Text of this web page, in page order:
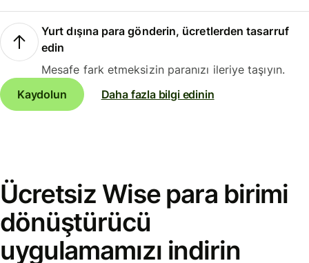
Yurt dışına para gönderin, ücretlerden tasarruf
edin
Mesafe fark etmeksizin paranızı ileriye taşıyın.
Kaydolun
Daha fazla bilgi edinin
Ücretsiz Wise para birimi
dönüştürücü
uygulamamızı indirin